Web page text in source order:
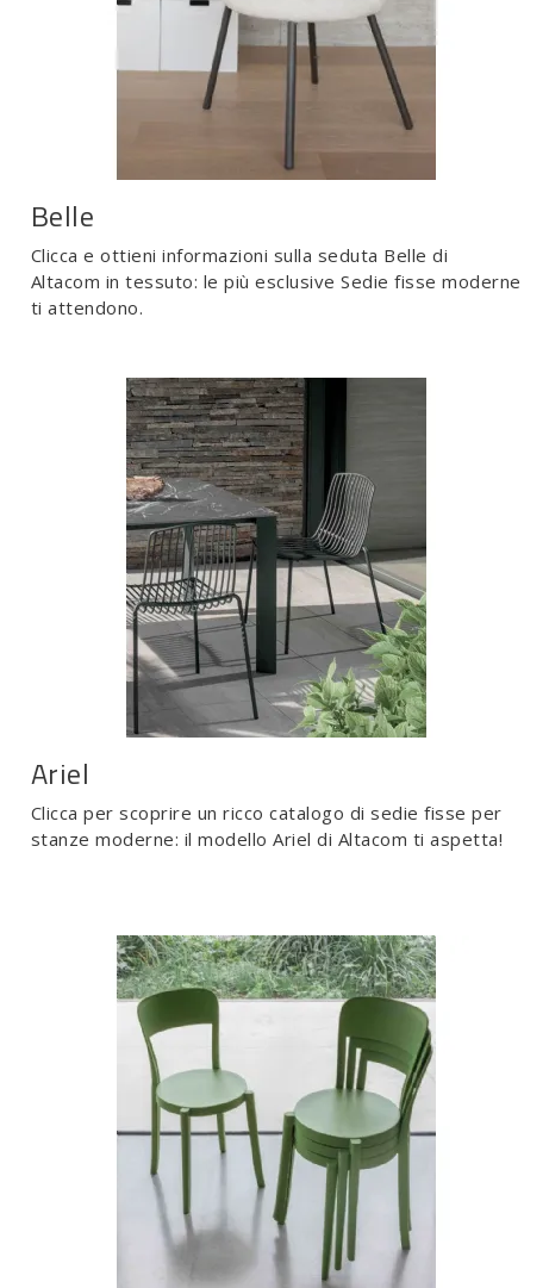
Belle
Clicca e ottieni informazioni sulla seduta Belle di
Altacom in tessuto: le più esclusive Sedie fisse moderne
ti attendono.
Ariel
Clicca per scoprire un ricco catalogo di sedie fisse per
stanze moderne: il modello Ariel di Altacom ti aspetta!